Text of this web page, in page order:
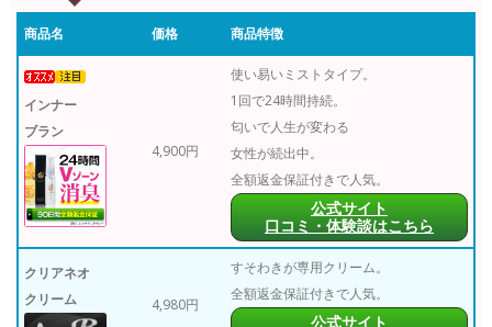
商品名 価格 商品特徴
インナー
ブラン
4,900円
使い易いミストタイプ。
1回で24時間持続。
匂いで人生が変わる
女性が続出中。
全額返金保証付きで人気。
公式サイト
口コミ・体験談はこちら
クリアネオ
クリーム
4,980円
すそわきが専用クリーム。
全額返金保証付きで人気。
公式サイト